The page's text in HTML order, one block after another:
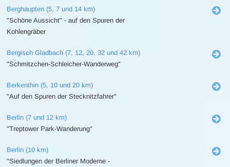
Berghaupten (5, 7 und 14 km)
"Schöne Aussicht" - auf den Spuren der
Kohlengräber
Bergisch Gladbach (7, 12, 20, 32 und 42 km)
"Schmitzchen-Schleicher-Wanderweg"
Berkenthin (5, 10 und 20 km)
"Auf den Spuren der Stecknitzfahrer"
Berlin (7 und 12 km)
"Treptower Park-Wanderung"
Berlin (10 km)
"Siedlungen der Berliner Moderne -